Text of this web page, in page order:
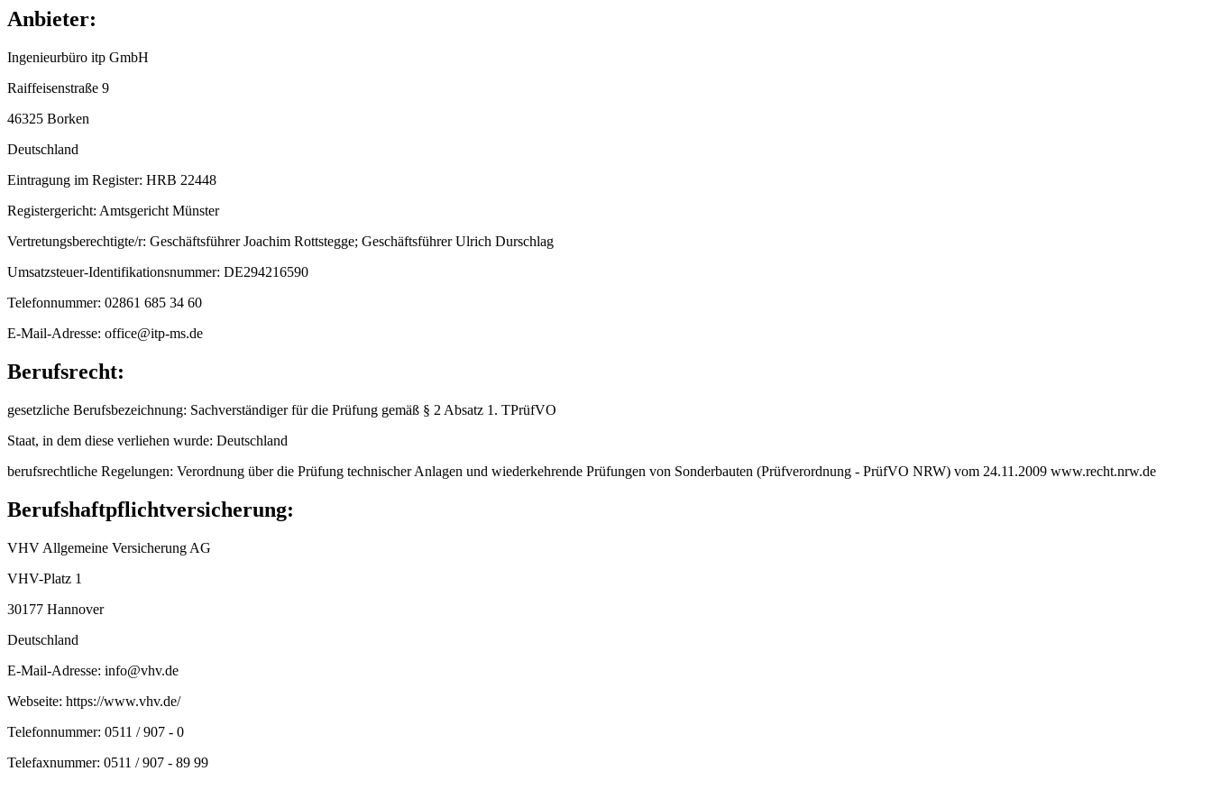
Anbieter:
Ingenieurbüro itp GmbH
Raiffeisenstraße 9
46325 Borken
Deutschland
Eintragung im Register: HRB 22448
Registergericht: Amtsgericht Münster
Vertretungsberechtigte/r: Geschäftsführer Joachim Rottstegge; Geschäftsführer Ulrich Durschlag
Umsatzsteuer-Identifikationsnummer: DE294216590
Telefonnummer: 02861 685 34 60
E-Mail-Adresse: office@itp-ms.de
Berufsrecht:
gesetzliche Berufsbezeichnung: Sachverständiger für die Prüfung gemäß § 2 Absatz 1. TPrüfVO
Staat, in dem diese verliehen wurde: Deutschland
berufsrechtliche Regelungen: Verordnung über die Prüfung technischer Anlagen und wiederkehrende Prüfungen von Sonderbauten (Prüfverordnung - PrüfVO NRW) vom 24.11.2009 www.recht.nrw.de
Berufshaftpflichtversicherung:
VHV Allgemeine Versicherung AG
VHV-Platz 1
30177 Hannover
Deutschland
E-Mail-Adresse: info@vhv.de
Webseite: https://www.vhv.de/
Telefonnummer: 0511 / 907 - 0
Telefaxnummer: 0511 / 907 - 89 99